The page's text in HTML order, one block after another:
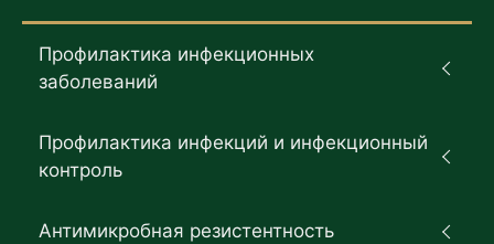
Профилактика инфекционных
заболеваний
Профилактика инфекций и инфекционный
контроль
Антимикробная резистентность